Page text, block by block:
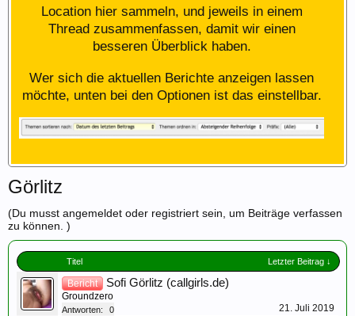
Location hier sammeln, und jeweils in einem
Thread zusammenfassen, damit wir einen
besseren Überblick haben.
Wer sich die aktuellen Berichte anzeigen lassen
möchte, unten bei den Optionen ist das einstellbar.
Görlitz
(Du musst angemeldet oder registriert sein, um Beiträge verfassen
zu können. )
Titel Letzter Beitrag ↓
Bericht Sofi Görlitz (callgirls.de)
Groundzero
Antworten: 0 21. Juli 2019